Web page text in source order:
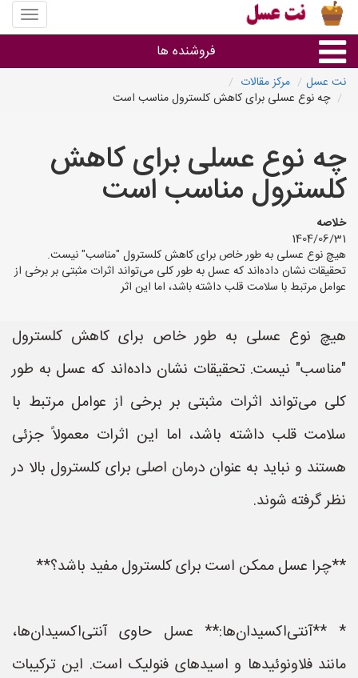
منوی
سایت
عسل
فروشنده ها
گروه ها
استان ها
نت عسل
مرکز مقالات
چه نوع عسلی برای کاهش کلسترول مناسب است
چه نوع عسلی برای کاهش
کلسترول مناسب است
خلاصه
1404/06/31
هیچ نوع عسلی به طور خاص برای کاهش کلسترول "مناسب" نیست.
تحقیقات نشان داده‌اند که عسل به طور کلی می‌تواند اثرات مثبتی بر برخی از
عوامل مرتبط با سلامت قلب داشته باشد، اما این اثر
هیچ نوع عسلی به طور خاص برای کاهش کلسترول
"مناسب" نیست. تحقیقات نشان داده‌اند که عسل به طور
کلی می‌تواند اثرات مثبتی بر برخی از عوامل مرتبط با
سلامت قلب داشته باشد، اما این اثرات معمولاً جزئی
هستند و نباید به عنوان درمان اصلی برای کلسترول بالا در
نظر گرفته شوند.
**چرا عسل ممکن است برای کلسترول مفید باشد؟**
* **آنتی‌اکسیدان‌ها:** عسل حاوی آنتی‌اکسیدان‌ها،
مانند فلاونوئیدها و اسیدهای فنولیک است. این ترکیبات